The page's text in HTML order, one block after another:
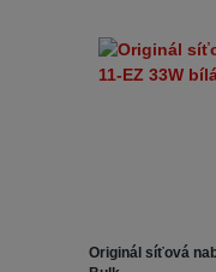
Originál síťová